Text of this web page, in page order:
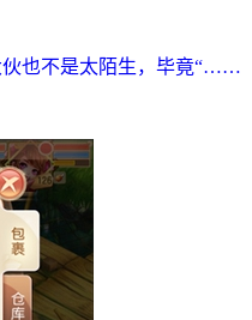
伙也不是太陌生，毕竟“……